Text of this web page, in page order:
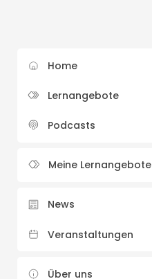
Home
Lernangebote
Podcasts
Meine Lernangebote
News
Veranstaltungen
Über uns